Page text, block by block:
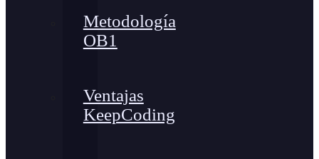
Metodología
OB1
Ventajas
KeepCoding